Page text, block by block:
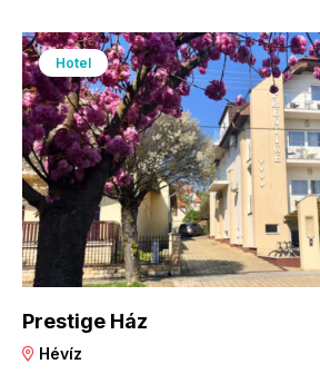
Hotel
Prestige Ház
Hévíz